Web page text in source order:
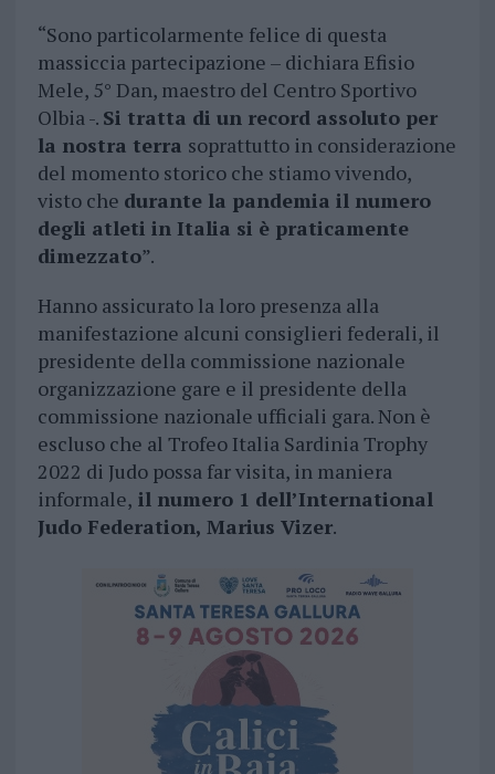
“Sono particolarmente felice di questa
massiccia partecipazione – dichiara Efisio
Mele, 5° Dan, maestro del Centro Sportivo
Olbia -. Si tratta di un record assoluto per
la nostra terra soprattutto in considerazione
del momento storico che stiamo vivendo,
visto che durante la pandemia il numero
degli atleti in Italia si è praticamente
dimezzato”.
Hanno assicurato la loro presenza alla
manifestazione alcuni consiglieri federali, il
presidente della commissione nazionale
organizzazione gare e il presidente della
commissione nazionale ufficiali gara. Non è
escluso che al Trofeo Italia Sardinia Trophy
2022 di Judo possa far visita, in maniera
informale, il numero 1 dell’International
Judo Federation, Marius Vizer.